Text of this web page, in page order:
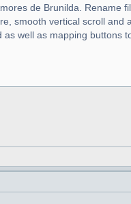
de Brunilda. Rename
smooth vertical scroll and
well as mapping buttons